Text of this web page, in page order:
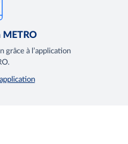
grâce à l’application